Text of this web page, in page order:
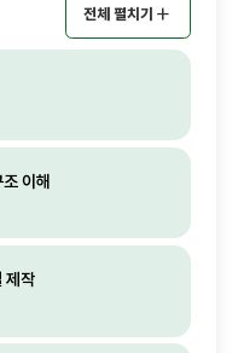
전체 펼치기
이해
제작